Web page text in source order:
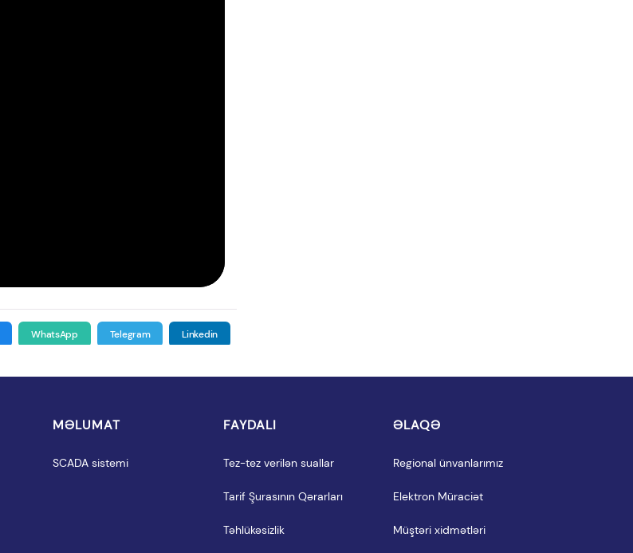
WhatsApp Telegram Linkedin
MƏLUMAT
SCADA sistemi
FAYDALI
Tez-tez verilən suallar
Tarif Şurasının Qərarları
Təhlükəsizlik
ƏLAQƏ
Regional ünvanlarımız
Elektron Müraciət
Müştəri xidmətləri